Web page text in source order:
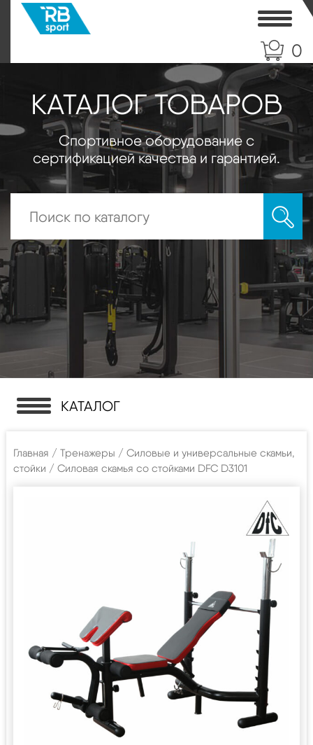
0
КАТАЛОГ ТОВАРОВ
Спортивное оборудование с
сертификацией качества и гарантией.
КАТАЛОГ
Главная / Тренажеры / Силовые и универсальные скамьи,
стойки / Силовая скамья со стойками DFC D3101